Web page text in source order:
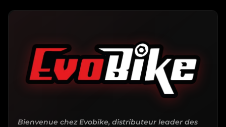
Bienvenue chez Evobike, distributeur leader des